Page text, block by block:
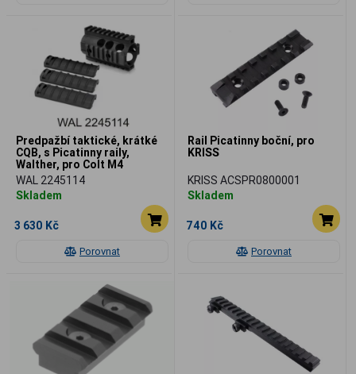
Porovnat
Predpažbí taktické, krátké
CQB, s Picatinny raily,
Walther, pro Colt M4
WAL 2245114
Skladem
3 630 Kč
Porovnat
Rail Picatinny boční, pro
KRISS
KRISS ACSPR0800001
Skladem
740 Kč